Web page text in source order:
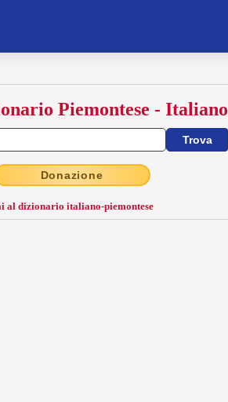
Piemontese - Italiano
Donazione
al dizionario italiano-piemontese